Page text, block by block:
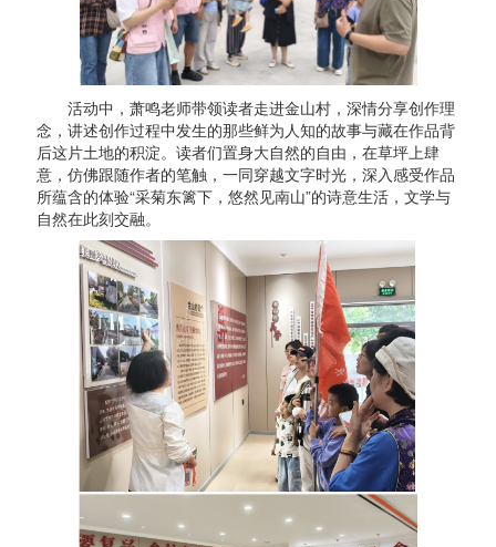
活动中，萧鸣老师带领读者走进金山村，深情分享创作理
念，讲述创作过程中发生的那些鲜为人知的故事与藏在作品背
后这片土地的积淀。读者们置身大自然的自由，在草坪上肆
意，仿佛跟随作者的笔触，一同穿越文字时光，深入感受作品
所蕴含的体验“采菊东篱下，悠然见南山”的诗意生活，文学与
自然在此刻交融。